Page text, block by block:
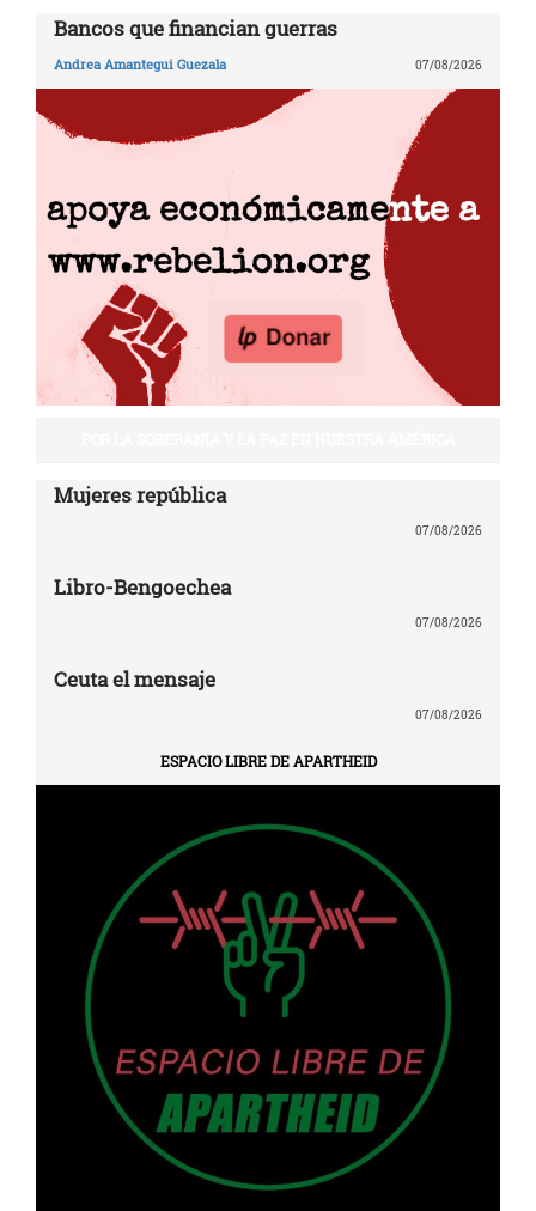
Bancos que financian guerras
Andrea Amantegui Guezala 07/08/2026
Mujeres república
07/08/2026
Libro-Bengoechea
07/08/2026
Ceuta el mensaje
07/08/2026
ESPACIO LIBRE DE APARTHEID